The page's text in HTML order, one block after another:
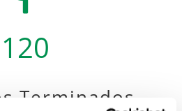
120
Terminados